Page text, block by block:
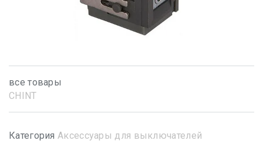
все товары
CHINT
Категория Аксессуары для выключателей